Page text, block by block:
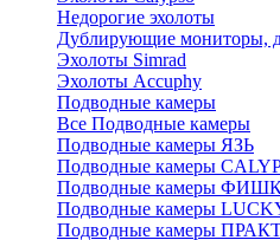
Недорогие эхолоты
Дублирующие мониторы,
Эхолоты Simrad
Эхолоты Accuphy
Подводные камеры
Все Подводные камеры
Подводные камеры ЯЗЬ
Подводные камеры
Подводные камеры
Подводные камеры
Подводные камеры